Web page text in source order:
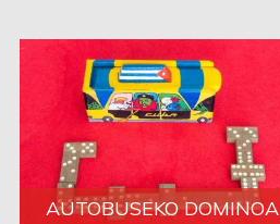
AUTOBUSEKO DOMINOA